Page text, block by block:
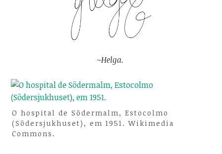
~Helga.
O hospital de Södermalm, Estocolmo
(Södersjukhuset), em 1951. Wikimedia
Commons.